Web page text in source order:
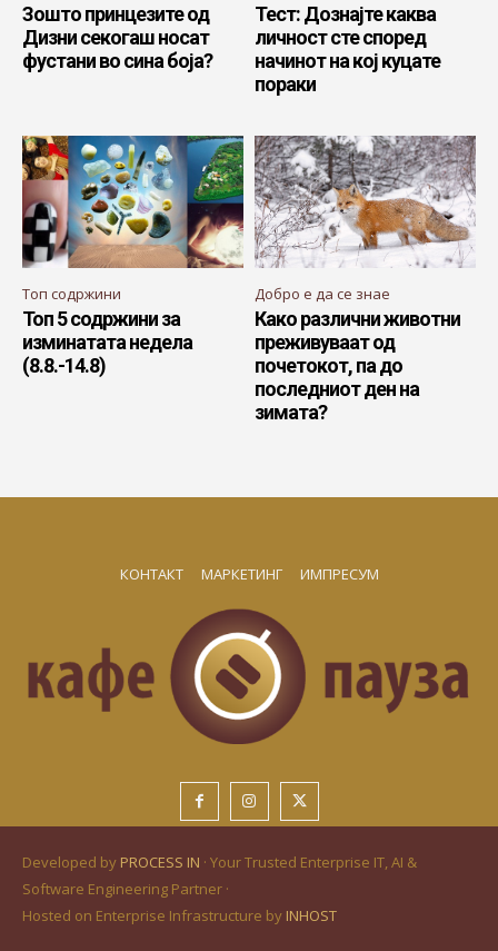
Зошто принцезите од
Дизни секогаш носат
фустани во сина боја?
Тест: Дознајте каква
личност сте според
начинот на кој куцате
пораки
Топ содржини
Топ 5 содржини за
изминатата недела
(8.8.-14.8)
Добро е да се знае
Како различни животни
преживуваат од
почетокот, па до
последниот ден на
зимата?
КОНТАКТ МАРКЕТИНГ ИМПРЕСУМ
Developed by PROCESS IN · Your Trusted Enterprise IT, AI &
Software Engineering Partner ·
Hosted on Enterprise Infrastructure by INHOST